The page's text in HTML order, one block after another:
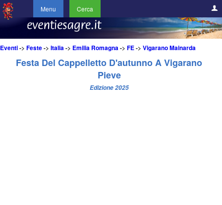
Menu Cerca
Eventi-> Feste-> Italia-> Emilia Romagna-> FE-> Vigarano Mainarda
Festa Del Cappelletto D'autunno A Vigarano
Pieve
Edizione 2025